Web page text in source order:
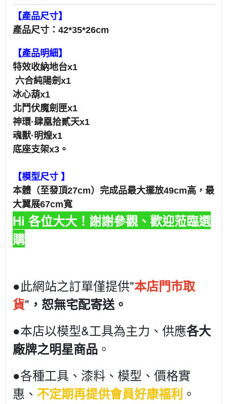
【產品尺寸】
產品尺寸：42*35*26cm
【產品明細】
特效收納地台x1
六合純陽劍x1
冰心葫x1
北鬥伏魔劍匣x1
神環·肆凰拾貳天x1
魂獸·明煌x1
底座支架x3。
【模型尺寸 】
本體（至發頂27cm）完成品最大擺放49cm高， 最
大翼展67cm寬
Hi 各位大大！謝謝參觀、歡迎蒞臨選
購
●此網站之訂單僅提供"本店門市取
貨" ，恕無宅配寄送。
●本店以模型&工具為主力、供應各大
廠牌之明星商品 。
●各種工具、漆料、模型、價格實
惠、 不定期再提供會員好康福利 。